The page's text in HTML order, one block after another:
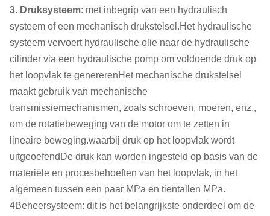
3. Druksysteem: met inbegrip van een hydraulisch
systeem of een mechanisch drukstelsel.Het hydraulische
systeem vervoert hydraulische olie naar de hydraulische
cilinder via een hydraulische pomp om voldoende druk op
het loopvlak te genererenHet mechanische drukstelsel
maakt gebruik van mechanische
transmissiemechanismen, zoals schroeven, moeren, enz.,
om de rotatiebeweging van de motor om te zetten in
lineaire beweging.waarbij druk op het loopvlak wordt
uitgeoefendDe druk kan worden ingesteld op basis van de
materiële en procesbehoeften van het loopvlak, in het
algemeen tussen een paar MPa en tientallen MPa.
4Beheersysteem: dit is het belangrijkste onderdeel om de